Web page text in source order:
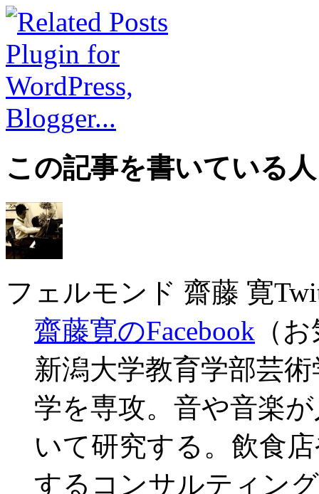
この記事を書いている人
フェルモンド 齋藤 寛
齋藤寛のFacebook （
新潟大学教育学部芸
学を専攻。音や音楽
いて研究する。飲食
するコンサルティン